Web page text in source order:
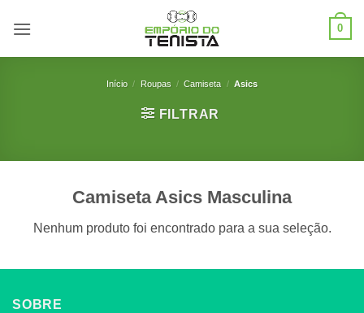
0
Início / Roupas / Camiseta / Asics
FILTRAR
Camiseta Asics Masculina
Nenhum produto foi encontrado para a sua seleção.
SOBRE